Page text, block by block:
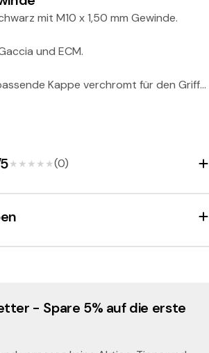
mit M10 x 1,50 mm Gewinde.
und ECM.
Kappe verchromt für den Griff
1,50 mm
★★★★★
★★★★★(0)
- Spare 5% auf die erste